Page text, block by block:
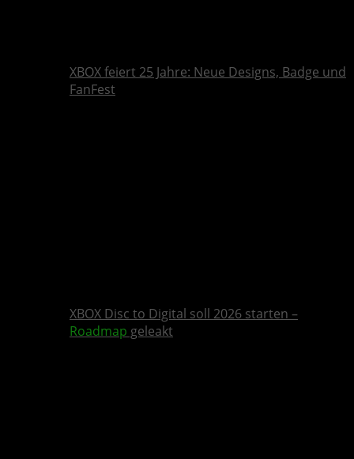
XBOX feiert 25 Jahre: Neue Designs, Badge und
FanFest
XBOX Disc to Digital soll 2026 starten –
Roadmap geleakt